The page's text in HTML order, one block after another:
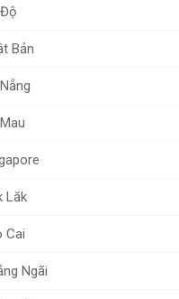
Bản
Lăk
Cai
Ngãi